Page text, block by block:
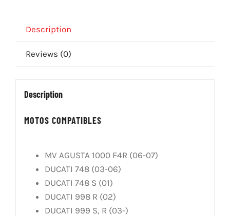
quantity
Description
Reviews (0)
Description
MOTOS COMPATIBLES
MV AGUSTA 1000 F4R (06-07)
DUCATI 748 (03-06)
DUCATI 748 S (01)
DUCATI 998 R (02)
DUCATI 999 S, R (03-)